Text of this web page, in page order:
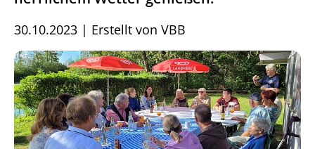
30.10.2023 | Erstellt von VBB